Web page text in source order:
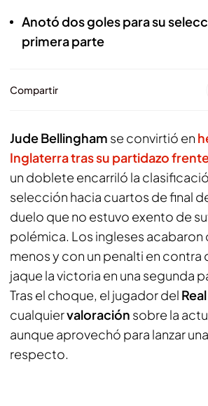
Anotó dos goles para su
primera parte
Compartir
Jude Bellingham se convirtió en
Inglaterra tras su partidazo
un doblete encarriló la
selección hacia cuartos de final
duelo que no estuvo exento de
polémica. Los ingleses acabaron
menos y con un penalti en contra
jaque la victoria en una segunda
Tras el choque, el jugador del
cualquiervaloración sobre la
aunque aprovechó para lanzar
respecto.